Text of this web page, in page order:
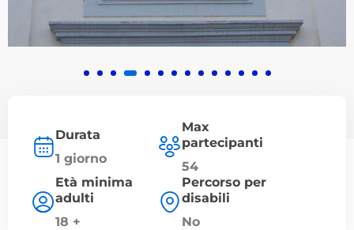
Durata
1 giorno
Max
partecipanti
54
Età minima
adulti
18 +
Percorso per
disabili
No